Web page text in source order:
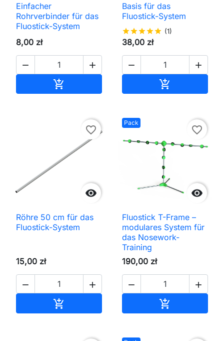
Einfacher
Rohrverbinder für das
Fluostick-System
8,00 zł
 

Basis für das
Fluostick-System
starstarstarstarstar (1)
38,00 zł
 


favorite_border
Röhre 50 cm für das
Fluostick-System
15,00 zł
 

Pack

favorite_border
Fluostick T-Frame –
modulares System für
das Nosework-
Training
190,00 zł
 
